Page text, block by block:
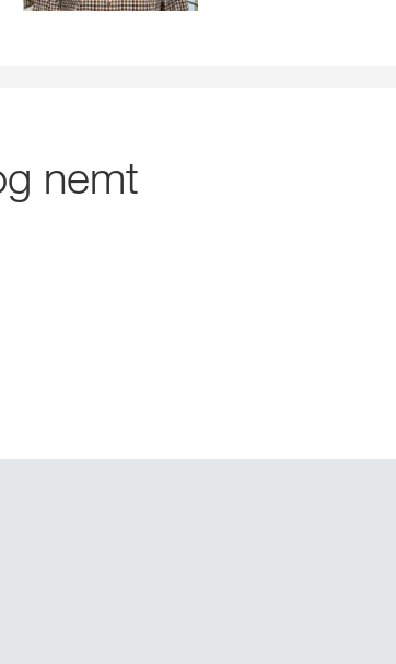
nemt